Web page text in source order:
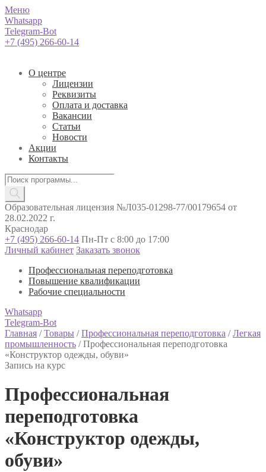
Меню
Whatsapp
Telegram-Bot
+7 (495) 266-60-14
О центре
Лицензии
Реквизиты
Оплата и доставка
Вакансии
Статьи
Новости
Акции
Контакты
Поиск
товаров
Образовательная лицензия №Л035-01298-77/00179654 от
28.02.2022 г.
Краснодар
+7 (495) 266-60-14 Пн-Пт с 8:00 до 17:00
Личный кабинет Заказать звонок
Профессиональная переподготовка
Повышение квалификации
Рабочие специальности
Whatsapp
Telegram-Bot
Главная /Товары /Профессиональная переподготовка /Легкая
промышленность /Профессиональная переподготовка
«Конструктор одежды, обуви»
Запись на курс
Профессиональная
переподготовка
«Конструктор одежды,
обуви»